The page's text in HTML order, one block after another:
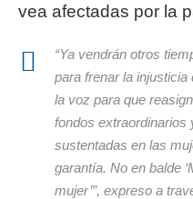
vea afectadas por la
“Ya vendrán otros
para frenar la
la voz para que
fondos extraordinarios
sustentadas en las
garantía. No en balde
mujer’”, expreso a